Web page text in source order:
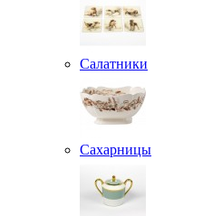
Салатники
Сахарницы